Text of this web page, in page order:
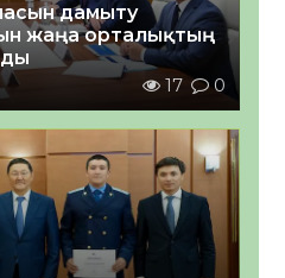
дамыту
жаңа орталықтың
17 0